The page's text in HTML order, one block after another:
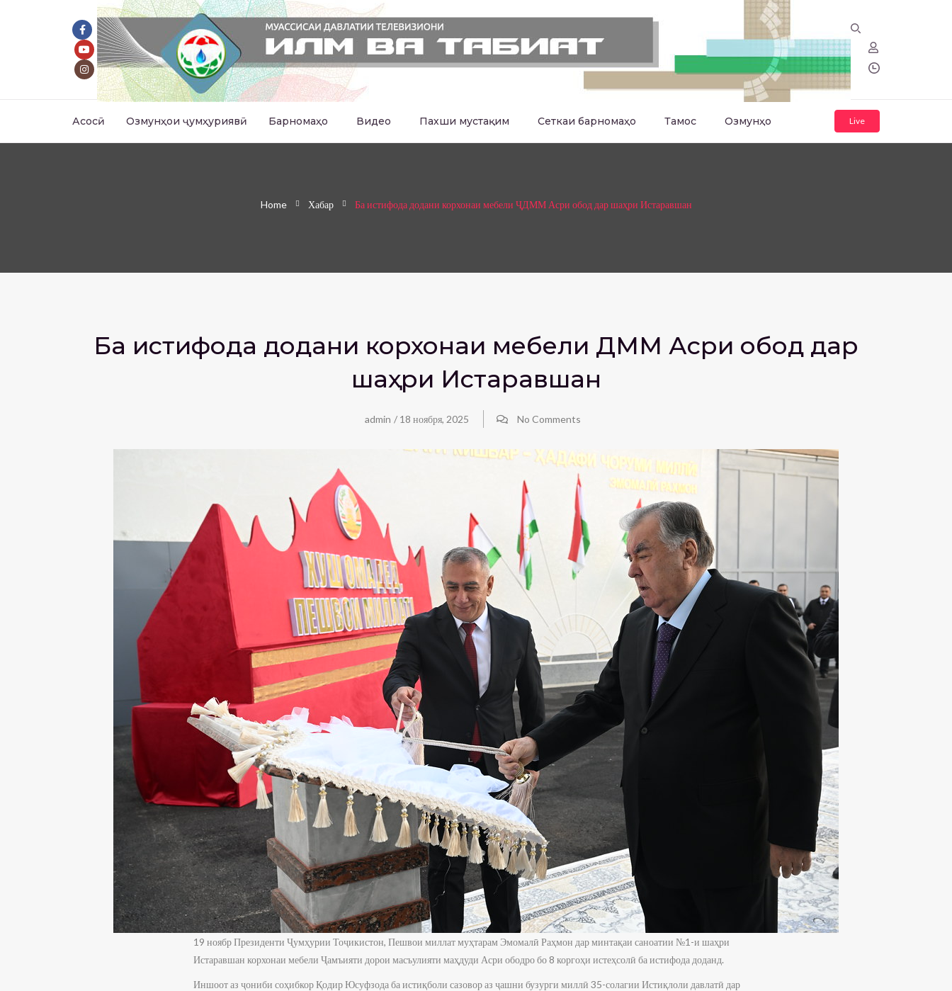
Асосӣ Озмунҳои ҷумҳуриявӣ Барномаҳо Видео Пахши мустақим Сеткаи барномаҳо Тамос Озмунҳо Live
Home Хабар Ба истифода додани корхонаи мебели ҶДММ Асри обод дар шаҳри Истаравшан
Ба истифода додани корхонаи мебели ҶДММ Асри обод дар
шаҳри Истаравшан
admin / 18 ноября, 2025 No Comments
19 ноябр Президенти Ҷумҳурии Тоҷикистон, Пешвои миллат муҳтарам Эмомалӣ Раҳмон дар минтақаи саноатии №1-и шаҳри
Истаравшан корхонаи мебели Ҷамъияти дорои масъулияти маҳдуди Асри ободро бо 8 коргоҳи истеҳсолӣ ба истифода доданд.
Иншоот аз ҷониби соҳибкор Қодир Юсуфзода ба истиқболи сазовор аз ҷашни бузурги миллӣ 35-солагии Истиқлоли давлатӣ дар